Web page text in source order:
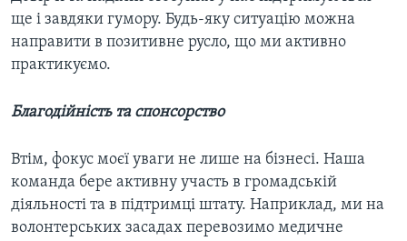
ще і завдяки гумору. Будь-яку ситуацію можна
направити в позитивне русло, що ми активно
практикуємо.
Благодійність та спонсорство
Втім, фокус моєї уваги не лише на бізнесі. Наша
команда бере активну участь в громадській
діяльності та в підтримці штату. Наприклад, ми на
волонтерських засадах перевозимо медичне